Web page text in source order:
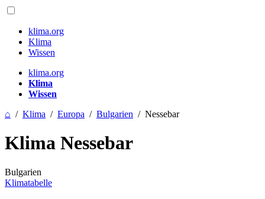
klima.org
Klima
Wissen
klima.org
Klima
Wissen
⌂ / Klima / Europa / Bulgarien / Nessebar
Klima Nessebar
Bulgarien
Klimatabelle